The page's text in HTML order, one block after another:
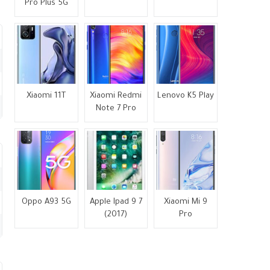
Pro Plus 5G
Xiaomi 11T
Xiaomi Redmi
Note 7 Pro
Lenovo K5 Play
Oppo A93 5G
Apple Ipad 9 7
(2017)
Xiaomi Mi 9
Pro